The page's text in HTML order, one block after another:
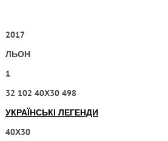
2017
ЛЬОН
1
32 102 40Х30 498
УКРАЇНСЬКІ ЛЕГЕНДИ
40Х30